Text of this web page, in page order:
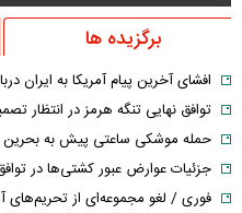
برگزیده ها
افشای آخرین پیام آمریکا به ایران
توافق نهایی تنگه هرمز در انتظار
حمله موشکی ساعتی پیش به بحرین
جزئیات عوارض عبور کشتی‌ها در
فوری / لغو مجموعه‌ای از تحریم‌های